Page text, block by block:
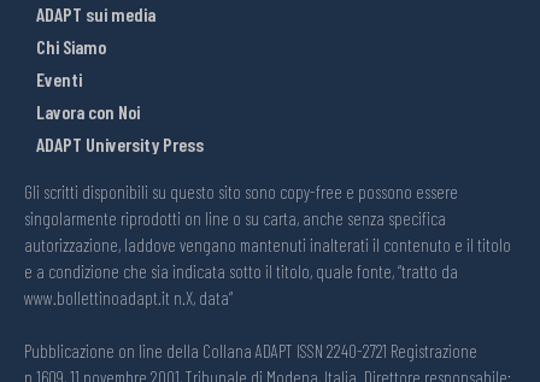
ADAPT sui media
Chi Siamo
Eventi
Lavora con Noi
ADAPT University Press
Gli scritti disponibili su questo sito sono copy-free e possono essere
singolarmente riprodotti on line o su carta, anche senza specifica
autorizzazione, laddove vengano mantenuti inalterati il contenuto e il titolo
e a condizione che sia indicata sotto il titolo, quale fonte, “tratto da
www.bollettinoadapt.it n.X, data“
Pubblicazione on line della Collana ADAPT ISSN 2240-2721 Registrazione
n.1609, 11 novembre 2001, Tribunale di Modena, Italia. Direttore responsabile: